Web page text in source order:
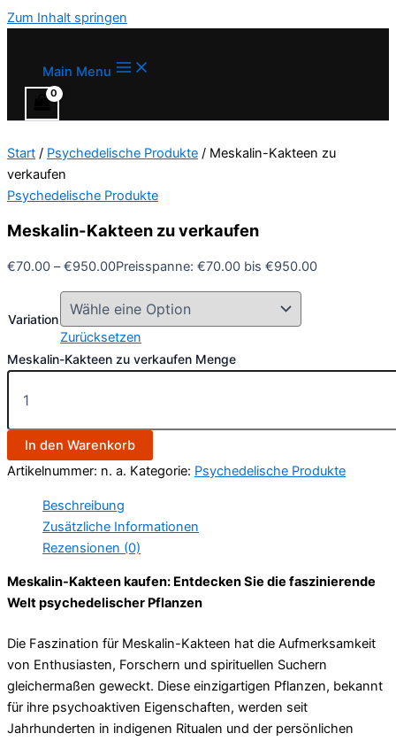
Zum Inhalt springen
Main Menu
Start / Psychedelische Produkte / Meskalin-Kakteen zu
verkaufen
Psychedelische Produkte
Meskalin-Kakteen zu verkaufen
€70.00 –€950.00Preisspanne: €70.00 bis €950.00
Variation
Zurücksetzen
Meskalin-Kakteen zu verkaufen Menge
In den Warenkorb
Artikelnummer: n. a. Kategorie: Psychedelische Produkte
Beschreibung
Zusätzliche Informationen
Rezensionen (0)
Meskalin-Kakteen kaufen: Entdecken Sie die faszinierende
Welt psychedelischer Pflanzen
Die Faszination für Meskalin-Kakteen hat die Aufmerksamkeit
von Enthusiasten, Forschern und spirituellen Suchern
gleichermaßen geweckt. Diese einzigartigen Pflanzen, bekannt
für ihre psychoaktiven Eigenschaften, werden seit
Jahrhunderten in indigenen Ritualen und der persönlichen